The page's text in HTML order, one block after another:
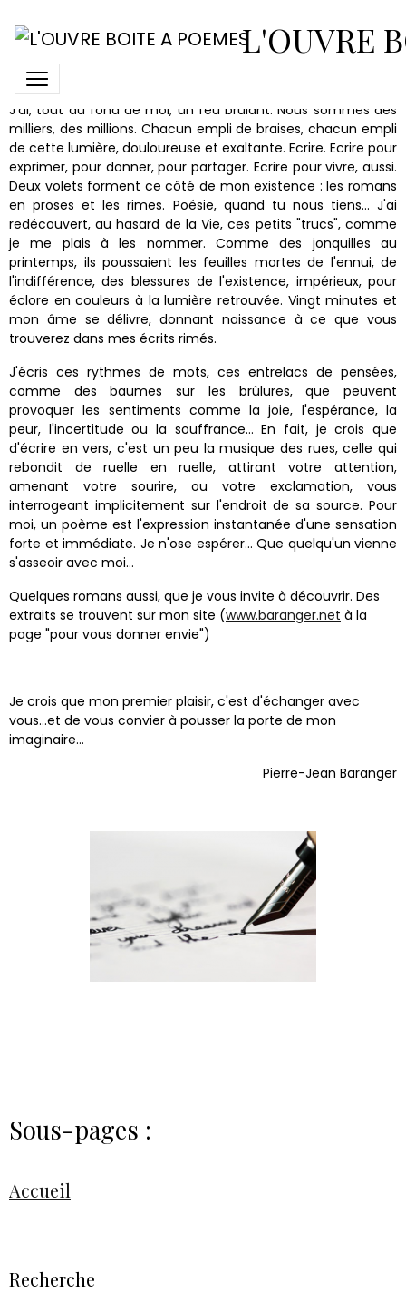
L'OUVRE
Pierre-Jean Baranger
J'ai, tout au fond de moi, un feu brûlant. Nous sommes des
milliers, des millions. Chacun empli de braises, chacun empli
de cette lumière, douloureuse et exaltante. Ecrire. Ecrire pour
exprimer, pour donner, pour partager. Ecrire pour vivre, aussi.
Deux volets forment ce côté de mon existence : les romans
en proses et les rimes. Poésie, quand tu nous tiens… J'ai
redécouvert, au hasard de la Vie, ces petits "trucs", comme
je me plais à les nommer. Comme des jonquilles au
printemps, ils poussaient les feuilles mortes de l'ennui, de
l'indifférence, des blessures de l'existence, impérieux, pour
éclore en couleurs à la lumière retrouvée. Vingt minutes et
mon âme se délivre, donnant naissance à ce que vous
trouverez dans mes écrits rimés.
J'écris ces rythmes de mots, ces entrelacs de pensées,
comme des baumes sur les brûlures, que peuvent
provoquer les sentiments comme la joie, l'espérance, la
peur, l'incertitude ou la souffrance… En fait, je crois que
d'écrire en vers, c'est un peu la musique des rues, celle qui
rebondit de ruelle en ruelle, attirant votre attention,
amenant votre sourire, ou votre exclamation, vous
interrogeant implicitement sur l'endroit de sa source. Pour
moi, un poème est l'expression instantanée d'une sensation
forte et immédiate. Je n'ose espérer… Que quelqu'un vienne
s'asseoir avec moi…
Quelques romans aussi, que je vous invite à découvrir. Des
extraits se trouvent sur mon site (www.baranger.net à la
page "pour vous donner envie")
Je crois que mon premier plaisir, c'est d'échanger avec
vous…et de vous convier à pousser la porte de mon
imaginaire…
Pierre-Jean Baranger
Sous-pages :
Accueil
Recherche